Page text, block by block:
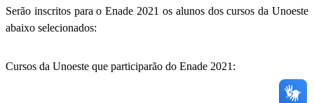
Serão inscritos para o Enade 2021 os alunos dos cursos da Unoeste
abaixo selecionados:
Cursos da Unoeste que participarão do Enade 2021: